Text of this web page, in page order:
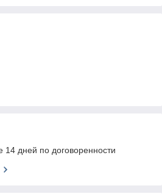
14 дней по договоренности